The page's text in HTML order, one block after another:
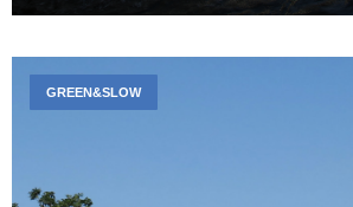
GREEN&SLOW